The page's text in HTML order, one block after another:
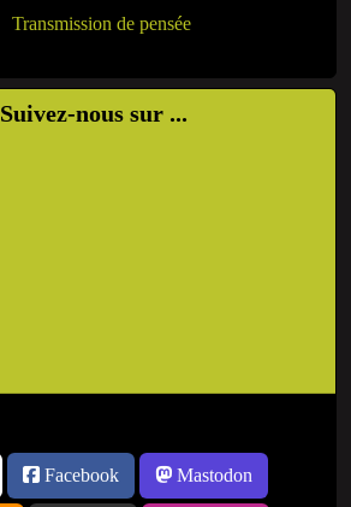
Transmission de pensée
Suivez-nous sur ...
Facebook Mastodon